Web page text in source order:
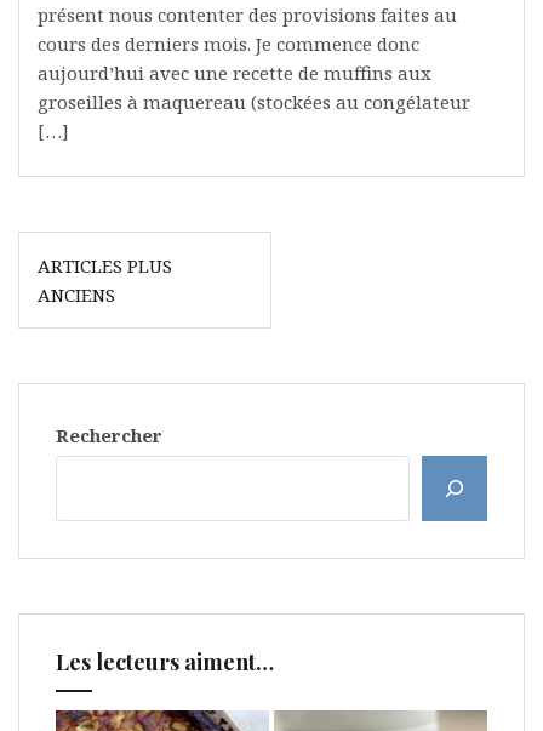
présent nous contenter des provisions faites au
cours des derniers mois. Je commence donc
aujourd’hui avec une recette de muffins aux
groseilles à maquereau (stockées au congélateur
[…]
Navigation
des
articles
ARTICLES PLUS
ANCIENS
Rechercher
Les lecteurs aiment…